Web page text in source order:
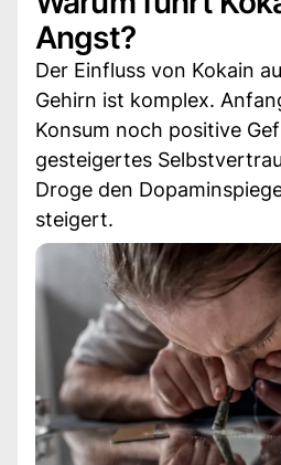
Angst?
Der Einfluss von Kokain
Gehirn ist komplex.
Konsum noch positive
gesteigertes
Droge den
steigert.